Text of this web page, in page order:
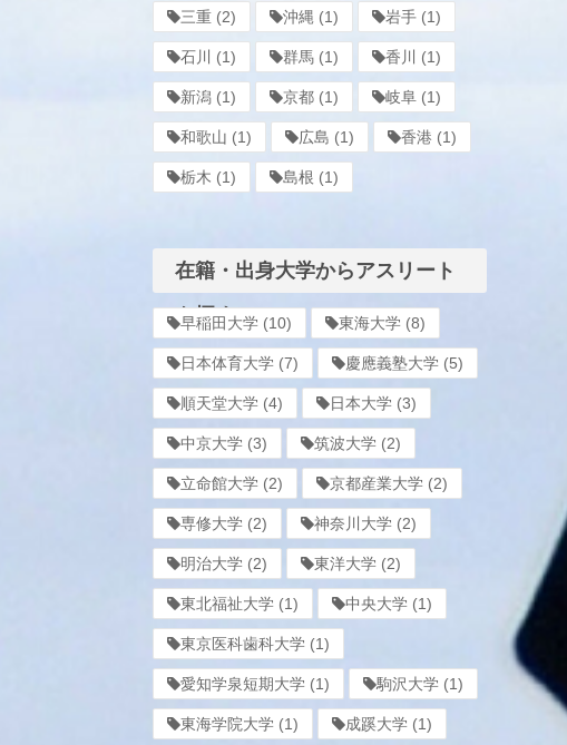
三重 (2) 沖縄 (1) 岩手 (1)
石川 (1) 群馬 (1) 香川 (1)
新潟 (1) 京都 (1) 岐阜 (1)
和歌山 (1) 広島 (1) 香港 (1)
栃木 (1) 島根 (1)
在籍・出身大学からアスリート
を探す
早稲田大学 (10) 東海大学 (8)
日本体育大学 (7) 慶應義塾大学 (5)
順天堂大学 (4) 日本大学 (3)
中京大学 (3) 筑波大学 (2)
立命館大学 (2) 京都産業大学 (2)
専修大学 (2) 神奈川大学 (2)
明治大学 (2) 東洋大学 (2)
東北福祉大学 (1) 中央大学 (1)
東京医科歯科大学 (1)
愛知学泉短期大学 (1) 駒沢大学 (1)
東海学院大学 (1) 成蹊大学 (1)